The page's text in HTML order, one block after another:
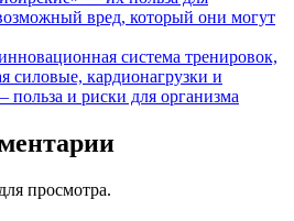
вред, который они могут
система тренировок,
силовые, кардионагрузки и
и риски для организма
просмотра.